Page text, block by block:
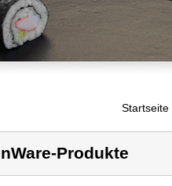
Startseite
Produkte